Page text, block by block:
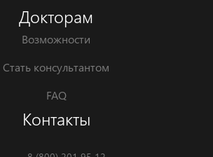
Докторам
Возможности
Стать консультантом
FAQ
Контакты